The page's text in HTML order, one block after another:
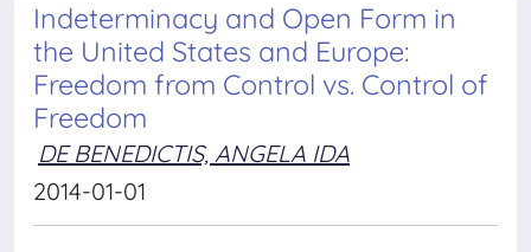
Indeterminacy and Open Form in
the United States and Europe:
Freedom from Control vs. Control of
Freedom
DE BENEDICTIS, ANGELA IDA
2014-01-01